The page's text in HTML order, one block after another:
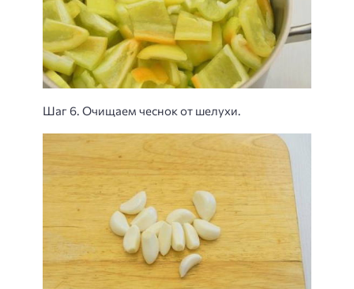
Шаг 6. Очищаем чеснок от шелухи.